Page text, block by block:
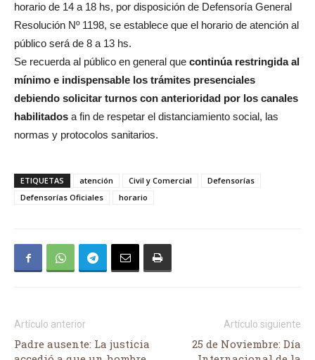
horario de 14 a 18 hs, por disposición de Defensoría General
Resolución Nº 1198, se establece que el horario de atención al
público será de 8 a 13 hs.
Se recuerda al público en general que continúa restringida al
mínimo e indispensable los trámites presenciales
debiendo solicitar turnos con anterioridad por los canales
habilitados a fin de respetar el distanciamiento social, las
normas y protocolos sanitarios.
ETIQUETAS atención Civil y Comercial
Defensorías
Defensorías Oficiales
horario
Artículo anterior
Padre ausente: La justicia
Artículo siguiente
25 de Noviembre: Día